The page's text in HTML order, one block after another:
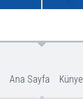
Ana Sayfa Künye